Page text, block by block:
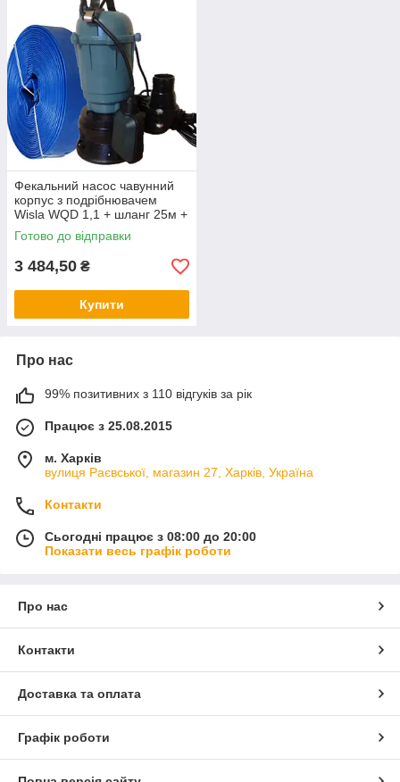
Фекальний насос чавунний
корпус з подрібнювачем
Wisla WQD 1,1 + шланг 25м +
трос силікон+ хомут
Готово до відправки
3 484,50 ₴
Купити
Про нас
99% позитивних з 110 відгуків за рік
Працює з 25.08.2015
м. Харків
вулиця Раєвської, магазин 27, Харків, Україна
Контакти
Сьогодні працює з 08:00 до 20:00
Показати весь графік роботи
Про нас
Контакти
Доставка та оплата
Графік роботи